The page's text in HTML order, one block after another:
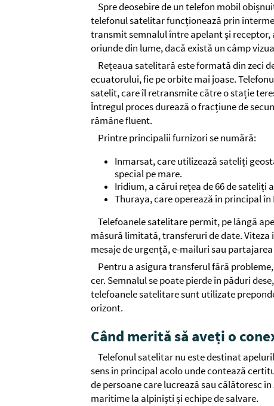
Spre deosebire de un telefon mobil
telefonul satelitar funcționează prin
transmit semnalul între apelant și
oriunde din lume, dacă există un câmp
Rețeaua satelitară este formată din zeci
ecuatorului, fie pe orbite mai joase.
satelit, care îl retransmite către o stație
Întregul proces durează o fracțiune de
rămâne fluent.
Printre principalii furnizori se numără:
Inmarsat, care utilizează sateliți
special pe mare.
Iridium, a cărui rețea de 66 de sateliți
Thuraya, care operează în principal în
Telefoanele satelitare permit, pe lângă
măsură limitată, transferuri de date.
mesaje de urgență, e-mailuri sau
Pentru a asigura transferul fără
cer. Semnalul se poate pierde în păduri
telefoanele satelitare sunt utilizate
orizont.
Când merită să aveți o
Telefonul satelitar nu este destinat
sens în principal acolo unde contează
de persoane care lucrează sau călătoresc
maritime la alpiniști și echipe de salvare.